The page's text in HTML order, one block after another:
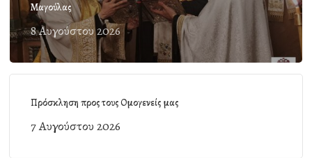
Μαγούλας
8 Αυγούστου 2026
Πρόσκληση προς τους Ομογενείς μας
7 Αυγούστου 2026